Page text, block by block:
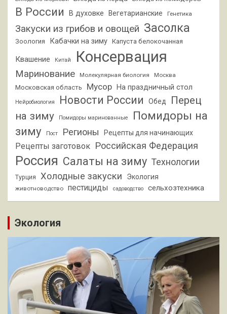
В России В духовке Вегетарианские Генетика
Закуски из грибов и овощей Засолка
Зоология Кабачки на зиму Капуста белокочанная
Квашение Китай Консервация
Маринование Молекулярная биология Москва
Московская область Мусор На праздничный стол
Нейробиология Новости России Обед
Перец
на зиму
Помидоры маринованные
Помидоры на
зиму
Пост Регионы Рецепты для начинающих
Рецепты заготовок Российская Федерация
Россия Салаты на зиму Технологии
Турция Холодные закуски Экология
животноводство пестициды садоводство сельхозтехника
Экология